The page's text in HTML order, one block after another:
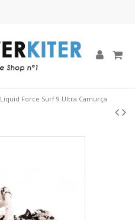
Liquid Force Surf 9 Ultra Camurça